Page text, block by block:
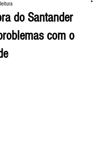
do Santander
com o